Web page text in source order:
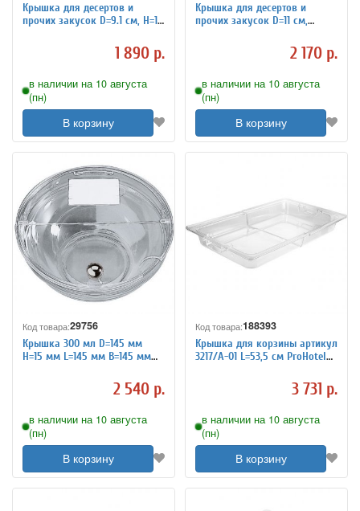
Крышка для десертов и
прочих закусок D=9.1 см, H=16
1 890 р.
в наличии на 10 августа
(пн)
В корзину
Крышка для десертов и
прочих закусок D=11 см,
2 170 р.
в наличии на 10 августа
(пн)
В корзину
Код товара:29756
Крышка 300 мл D=145 мм
H=15 мм L=145 мм B=145 мм
2 540 р.
в наличии на 10 августа
(пн)
В корзину
Код товара:188393
Крышка для корзины артикул
3217/A-01 L=53,5 см ProHotel
3 731 р.
в наличии на 10 августа
(пн)
В корзину